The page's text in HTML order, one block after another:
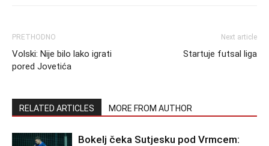
PRETHODNO
Volski: Nije bilo lako igrati
pored Jovetića
Next article
Startuje futsal liga
RELATED ARTICLES MORE FROM AUTHOR
Bokelj čeka Sutjesku pod Vrmcem: